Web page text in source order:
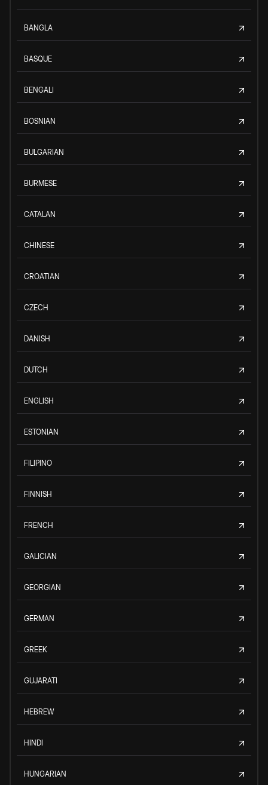
BANGLA
BASQUE
BENGALI
BOSNIAN
BULGARIAN
BURMESE
CATALAN
CHINESE
CROATIAN
CZECH
DANISH
DUTCH
ENGLISH
ESTONIAN
FILIPINO
FINNISH
FRENCH
GALICIAN
GEORGIAN
GERMAN
GREEK
GUJARATI
HEBREW
HINDI
HUNGARIAN